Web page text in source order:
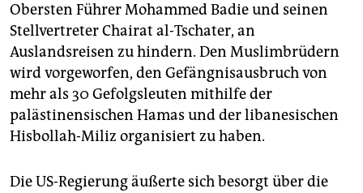
Obersten Führer Mohammed Badie und seinen
Stellvertreter Chairat al-Tschater, an
Auslandsreisen zu hindern. Den Muslimbrüdern
wird vorgeworfen, den Gefängnisausbruch von
mehr als 30 Gefolgsleuten mithilfe der
palästinensischen Hamas und der libanesischen
Hisbollah-Miliz organisiert zu haben.
Die US-Regierung äußerte sich besorgt über die